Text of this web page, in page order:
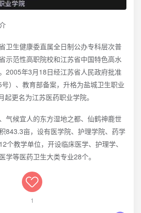
卫生健康委直属全日制公办专科层次普
示范性高职院校和江苏省中国特色高水
2005年3月18日经江苏省人民政府批准
号）、教育部备案，升格为盐城卫生职业
更名为江苏医药职业学院。
气候宜人的东方湿地之都、仙鹤神鹿世
亩，设有医学院、护理学院、药学
个教学单位，开设临床医学、护理学、
学等医药卫生大类专业28个。
1